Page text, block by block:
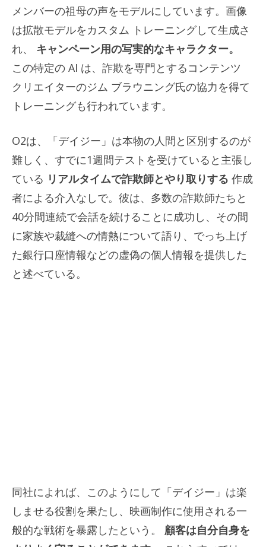
メンバーの祖母の声をモデルにしています。画像
は拡散モデルをカスタム トレーニングして生成さ
れ、 キャンペーン用の写実的なキャラクター。
この特定の AI は、詐欺を専門とするコンテンツ
クリエイターのジム ブラウニング氏の協力を得て
トレーニングも行われています。
O2は、「デイジー」は本物の人間と区別するのが
難しく、すでに1週間テストを受けていると主張し
ている リアルタイムで詐欺師とやり取りする 作成
者による介入なしで。彼は、多数の詐欺師たちと
40分間連続で会話を続けることに成功し、その間
に家族や裁縫への情熱について語り、でっち上げ
た銀行口座情報などの虚偽の個人情報を提供した
と述べている。
同社によれば、このようにして「デイジー」は楽
しませる役割を果たし、映画制作に使用される一
般的な戦術を暴露したという。 顧客は自分自身を